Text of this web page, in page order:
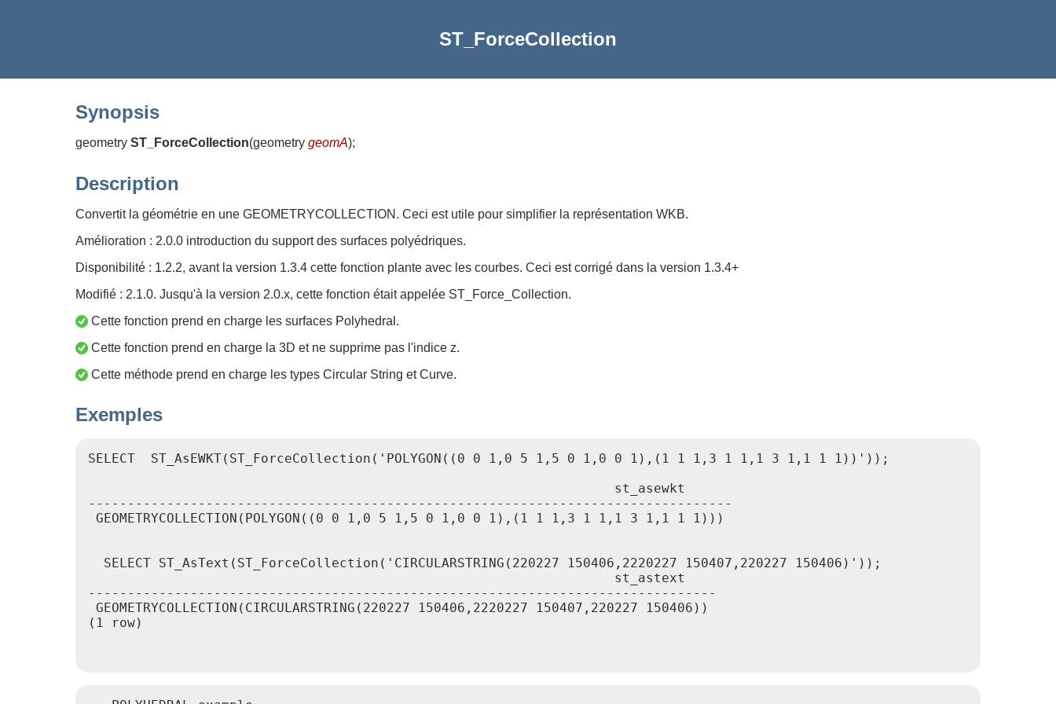
ST_ForceCollection
Synopsis
geometry ST_ForceCollection(geometry geomA);
Description
Convertit la géométrie en une GEOMETRYCOLLECTION. Ceci est utile pour simplifier la représentation WKB.
Amélioration : 2.0.0 introduction du support des surfaces polyédriques.
Disponibilité : 1.2.2, avant la version 1.3.4 cette fonction plante avec les courbes. Ceci est corrigé dans la version 1.3.4+
Modifié : 2.1.0. Jusqu'à la version 2.0.x, cette fonction était appelée ST_Force_Collection.
Cette fonction prend en charge les surfaces Polyhedral.
Cette fonction prend en charge la 3D et ne supprime pas l'indice z.
Cette méthode prend en charge les types Circular String et Curve.
Exemples
SELECT  ST_AsEWKT(ST_ForceCollection('POLYGON((0 0 1,0 5 1,5 0 1,0 0 1),(1 1 1,3 1 1,1 3 1,1 1 1))'));
                                                                   st_asewkt
----------------------------------------------------------------------------------
GEOMETRYCOLLECTION(POLYGON((0 0 1,0 5 1,5 0 1,0 0 1),(1 1 1,3 1 1,1 3 1,1 1 1)))
  SELECT ST_AsText(ST_ForceCollection('CIRCULARSTRING(220227 150406,2220227 150407,220227 150406)'));
                                                                   st_astext
--------------------------------------------------------------------------------
GEOMETRYCOLLECTION(CIRCULARSTRING(220227 150406,2220227 150407,220227 150406))
(1 row)